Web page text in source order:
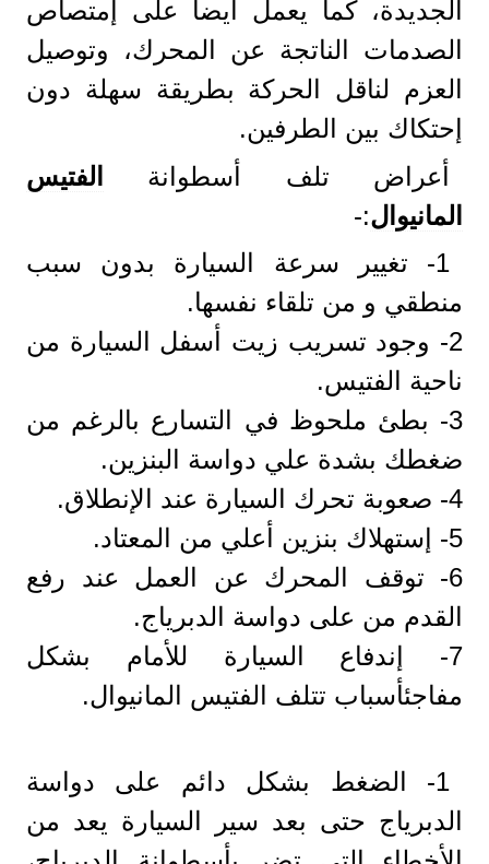
الجديدة، كما يعمل أيضاً على إمتصاص
الصدمات الناتجة عن المحرك، وتوصيل
العزم لناقل الحركة بطريقة سهلة دون
إحتكاك بين الطرفين.
أعراض تلف أسطوانة
الفتيس
المانيوال:-
1- تغيير سرعة السيارة بدون سبب
منطقي و من تلقاء نفسها.
2- وجود تسريب زيت أسفل السيارة من
ناحية الفتيس.
3- بطئ ملحوظ في التسارع بالرغم من
ضغطك بشدة علي دواسة البنزين.
4- صعوبة تحرك السيارة عند الإنطلاق.
5- إستهلاك بنزين أعلي من المعتاد.
6- توقف المحرك عن العمل عند رفع
القدم من على دواسة الدبرياج.
7- إندفاع السيارة للأمام بشكل
مفاجئأسباب تتلف الفتيس المانيوال.
1- الضغط بشكل دائم على دواسة
الدبرياج حتى بعد سير السيارة يعد من